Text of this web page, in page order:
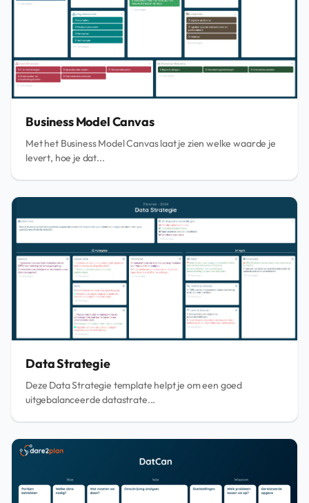
Business Model Canvas
Met het Business Model Canvas laat je zien welke waarde je
levert, hoe je dat...
Data Strategie
Deze Data Strategie template helpt je om een goed
uitgebalanceerde datastrate...